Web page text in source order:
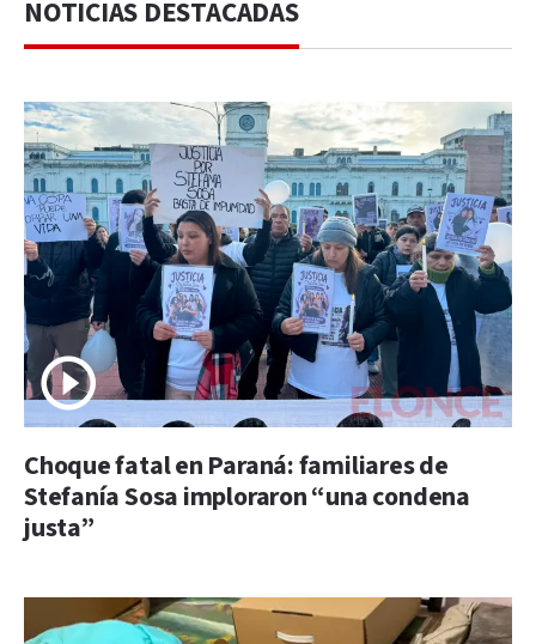
NOTICIAS DESTACADAS
Choque fatal en Paraná: familiares de
Stefanía Sosa imploraron “una condena
justa”